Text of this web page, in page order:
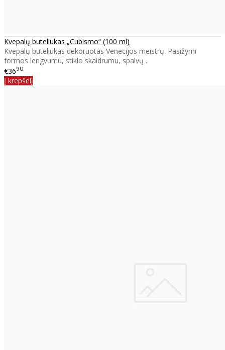
Kvepalų buteliukas „Cubismo“ (100 ml)
Kvepalų buteliukas dekoruotas Venecijos meistrų. Pasižymi
formos lengvumu, stiklo skaidrumu, spalvų ..
€3690
Į krepšelį